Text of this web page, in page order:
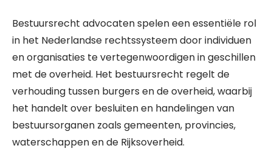
Bestuursrecht advocaten spelen een essentiële rol
in het Nederlandse rechtssysteem door individuen
en organisaties te vertegenwoordigen in geschillen
met de overheid. Het bestuursrecht regelt de
verhouding tussen burgers en de overheid, waarbij
het handelt over besluiten en handelingen van
bestuursorganen zoals gemeenten, provincies,
waterschappen en de Rijksoverheid.